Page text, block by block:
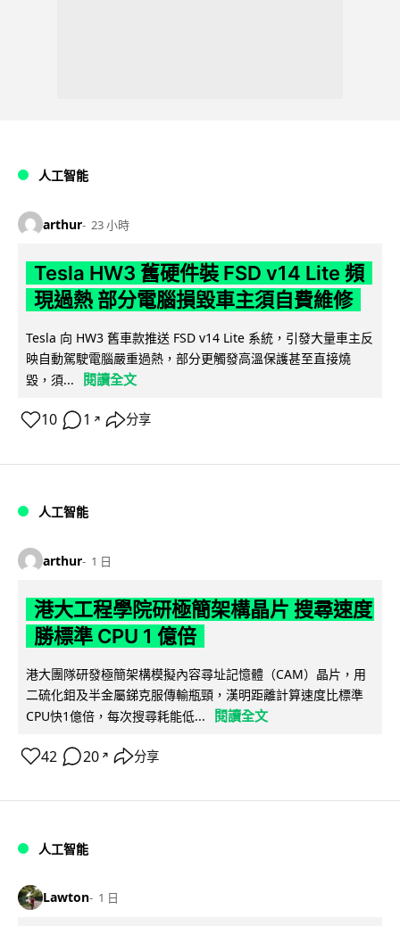
人工智能
arthur 23 小時
Tesla HW3 舊硬件裝 FSD v14 Lite 頻
現過熱 部分電腦損毀車主須自費維修
Tesla 向 HW3 舊車款推送 FSD v14 Lite 系統，引發大量車主反
映自動駕駛電腦嚴重過熱，部分更觸發高溫保護甚至直接燒
毀，須...
閱讀全文
10 1 ↗ 分享
人工智能
arthur 1 日
港大工程學院研極簡架構晶片 搜尋速度
勝標準 CPU 1 億倍
港大團隊研發極簡架構模擬內容尋址記憶體（CAM）晶片，用
二硫化鉬及半金屬銻克服傳輸瓶頸，漢明距離計算速度比標準
CPU快1億倍，每次搜尋耗能低...
閱讀全文
42 20 ↗ 分享
人工智能
Lawton 1 日